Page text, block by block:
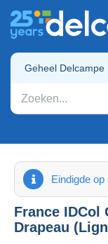
Geheel Delcampe
Eindigde op
France IDCol
Drapeau